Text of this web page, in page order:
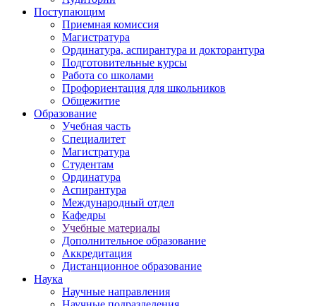
Поступающим
Приемная комиссия
Магистратура
Ординатура, аспирантура и докторантура
Подготовительные курсы
Работа со школами
Профориентация для школьников
Общежитие
Образование
Учебная часть
Специалитет
Магистратура
Студентам
Ординатура
Аспирантура
Международный отдел
Кафедры
Учебные материалы
Дополнительное образование
Аккредитация
Дистанционное образование
Наука
Научные направления